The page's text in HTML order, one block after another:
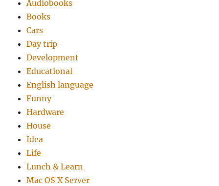
Audiobooks
Books
Cars
Day trip
Development
Educational
English language
Funny
Hardware
House
Idea
Life
Lunch & Learn
Mac OS X Server